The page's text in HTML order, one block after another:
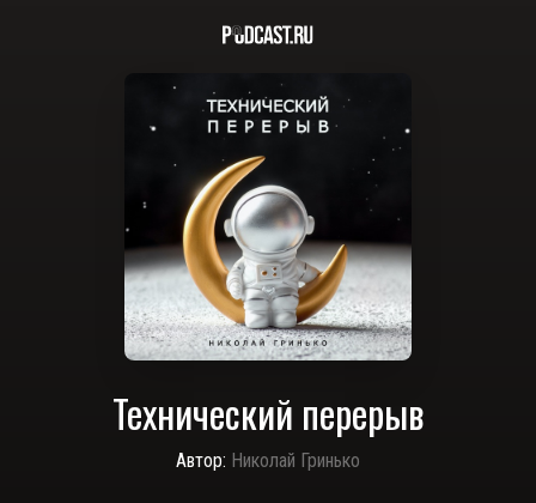
Технический перерыв
Автор: Николай Гринько